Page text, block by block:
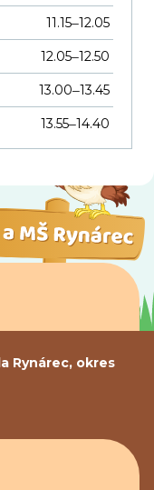
11.15–12.05
12.05–12.50
13.00–13.45
13.55–14.40
Rynárec, okres